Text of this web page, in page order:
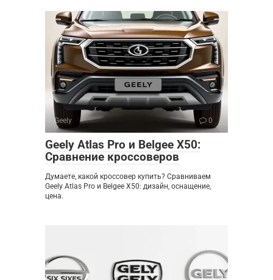
Geely 0
Geely Atlas Pro и Belgee X50:
Сравнение кроссоверов
Думаете, какой кроссовер купить? Сравниваем
Geely Atlas Pro и Belgee X50: дизайн, оснащение,
цена.